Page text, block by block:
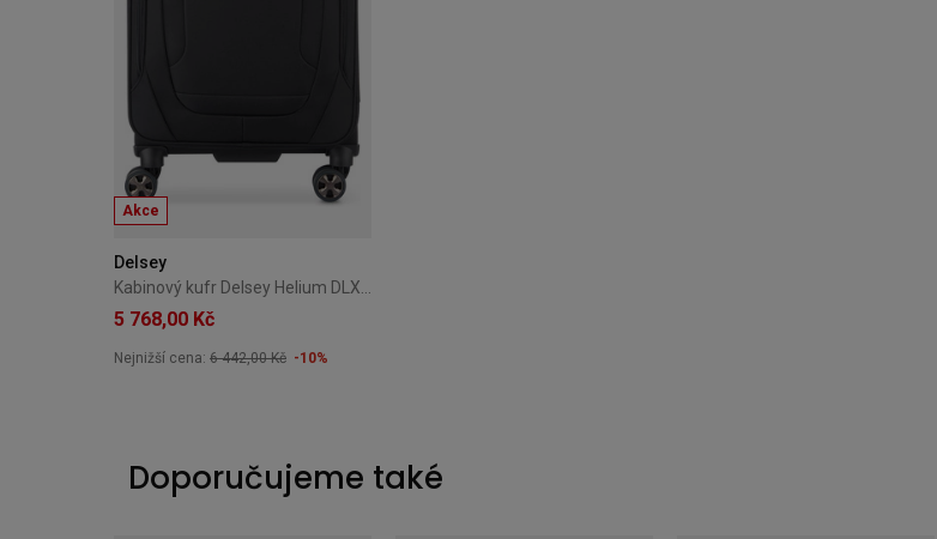
Akce
Delsey
5 768,00 Kč
Nejnižší cena: 6 442,00 Kč -10%
Doporučujeme také